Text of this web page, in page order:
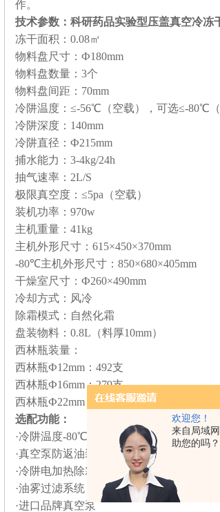
欢迎您！
来自局域
助您的吗？
作。
技术参数： 科研药品实验型压盖真空冷冻
冻干面积：0.08㎡
物料盘尺寸：Ф180mm
物料盘数量：3个
物料盘间距：70mm
冷阱温度：≤-56℃（空载），可选≤-80℃（
冷阱深度：140mm
冷阱直径：Ф215mm
捕水能力：3-4kg/24h
抽气速率：2L/S
极限真空度：≤5pa（空载）
装机功率：970w
主机重量：41kg
主机外形尺寸：615×450×370mm
-80℃主机外形尺寸：850×680×405mm
干燥室尺寸：Ф260×490mm
冷却方式：风冷
除霜模式：自然化霜
盘装物料：0.8L（料厚10mm）
西林瓶装量：
西林瓶Ф12mm：492支
西林瓶Ф16mm：279支
西林瓶Ф22mm：147支
选配功能：
·冷阱温度-80℃
·真空泵防返油装置
·冷阱电加热除霜
·油雾过滤系统
·进口品牌真空泵